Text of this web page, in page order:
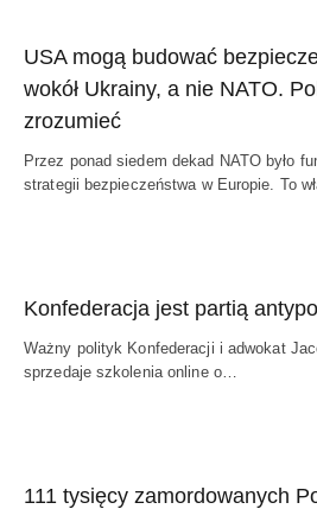
USA mogą budować
wokół Ukrainy, a nie NATO.
zrozumieć
Przez ponad siedem dekad NATO było
strategii bezpieczeństwa w Europie. To
Konfederacja jest partią
Ważny polityk Konfederacji i adwokat
sprzedaje szkolenia online o…
111 tysięcy zamordowanych